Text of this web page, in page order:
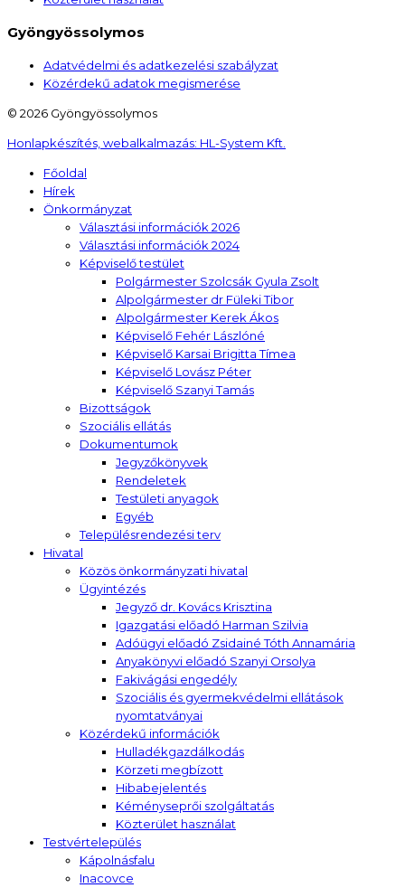
Gyöngyössolymos
Adatvédelmi és adatkezelési szabályzat
Közérdekű adatok megismerése
© 2026 Gyöngyössolymos
Honlapkészítés, webalkalmazás: HL-System Kft.
Főoldal
Hírek
Önkormányzat
Választási információk 2026
Választási információk 2024
Képviselő testület
Polgármester Szolcsák Gyula Zsolt
Alpolgármester dr Füleki Tibor
Alpolgármester Kerek Ákos
Képviselő Fehér Lászlóné
Képviselő Karsai Brigitta Tímea
Képviselő Lovász Péter
Képviselő Szanyi Tamás
Bizottságok
Szociális ellátás
Dokumentumok
Jegyzőkönyvek
Rendeletek
Testületi anyagok
Egyéb
Településrendezési terv
Hivatal
Közös önkormányzati hivatal
Ügyintézés
Jegyző dr. Kovács Krisztina
Igazgatási előadó Harman Szilvia
Adóügyi előadó Zsidainé Tóth Annamária
Anyakönyvi előadó Szanyi Orsolya
Fakivágási engedély
Szociális és gyermekvédelmi ellátások
nyomtatványai
Közérdekű információk
Hulladékgazdálkodás
Körzeti megbízott
Hibabejelentés
Kéményseprői szolgáltatás
Közterület használat
Testvértelepülés
Kápolnásfalu
Inacovce